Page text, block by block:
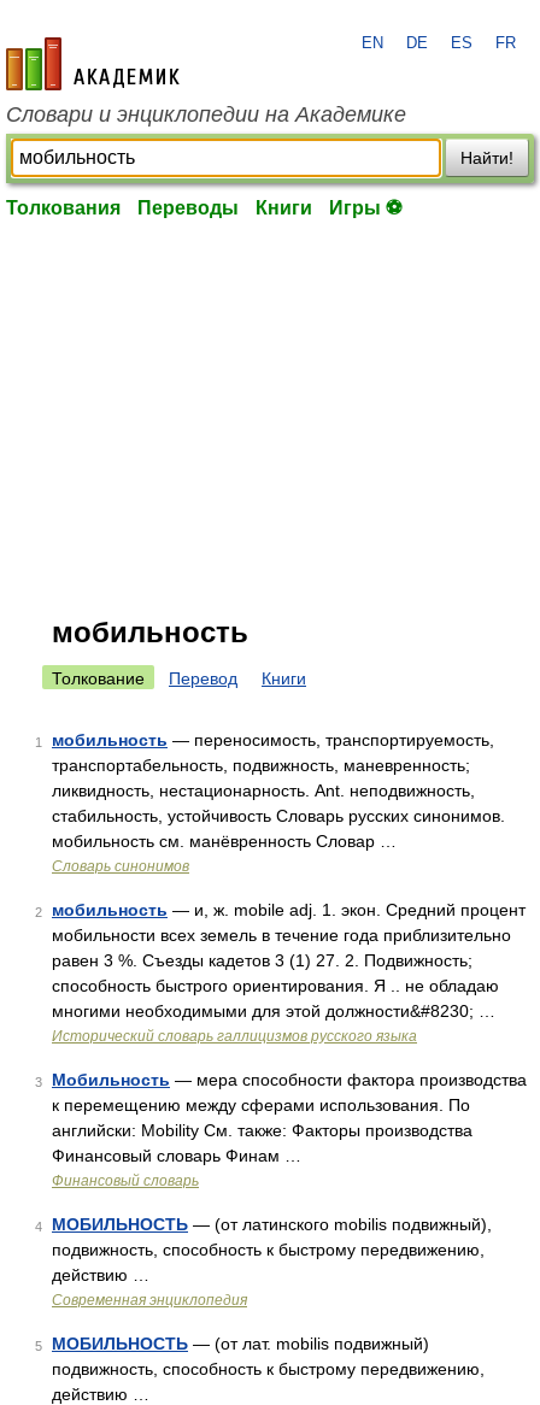
academic.ru
EN DE ES FR
Словари и энциклопедии на Академике
Найти!
Толкования Переводы Книги Игры ⚽
мобильность
Толкование Перевод Книги
1 мобильность — переносимость, транспортируемость,
транспортабельность, подвижность, маневренность;
ликвидность, нестационарность. Ant. неподвижность,
стабильность, устойчивость Словарь русских синонимов.
мобильность см. манёвренность Словар …
Словарь синонимов
2 мобильность — и, ж. mobile adj. 1. экон. Средний процент
мобильности всех земель в течение года приблизительно
равен 3 %. Съезды кадетов 3 (1) 27. 2. Подвижность;
способность быстрого ориентирования. Я .. не обладаю
многими необходимыми для этой должности&#8230; …
Исторический словарь галлицизмов русского языка
3 Мобильность — мера способности фактора производства
к перемещению между сферами использования. По
английски: Mobility См. также: Факторы производства
Финансовый словарь Финам …
Финансовый словарь
4 МОБИЛЬНОСТЬ — (от латинского mobilis подвижный),
подвижность, способность к быстрому передвижению,
действию …
Современная энциклопедия
5 МОБИЛЬНОСТЬ — (от лат. mobilis подвижный)
подвижность, способность к быстрому передвижению,
действию …